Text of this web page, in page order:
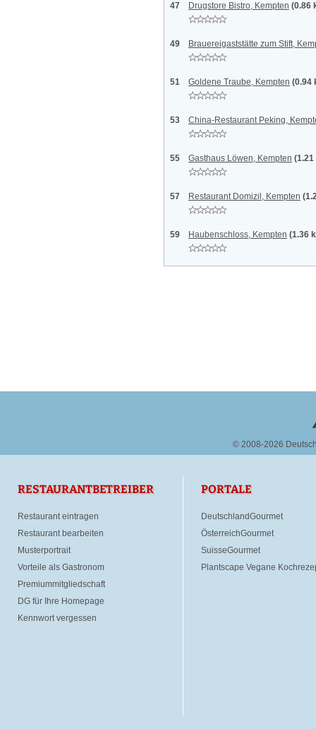
47 Drugstore Bistro, Kempten (0.86
49 Brauereigaststätte zum Stift,
51 Goldene Traube, Kempten (0.94
53 China-Restaurant Peking,
55 Gasthaus Löwen, Kempten
57 Restaurant Domizil, Kempten
59 Haubenschloss, Kempten (1.36
© 2008-2026
RESTAURANTBETREIBER
Restaurant eintragen
Restaurant bearbeiten
Musterportrait
Vorteile als Gastronom
Premiummitgliedschaft
DG für Ihre Homepage
Kennwort vergessen
PORTALE
DeutschlandGourmet
ÖsterreichGourmet
SuisseGourmet
Plantscape Vegane